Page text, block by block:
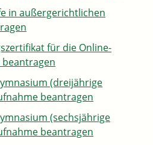
in außergerichtlichen
für die Online-
(dreijährige
beantragen
(sechsjährige
beantragen